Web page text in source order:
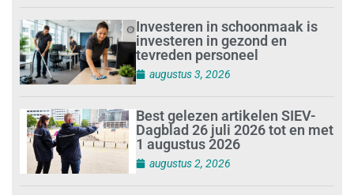
Investeren in schoonmaak is
investeren in gezond en
tevreden personeel
augustus 3, 2026
Best gelezen artikelen SIEV-
Dagblad 26 juli 2026 tot en met
1 augustus 2026
augustus 2, 2026